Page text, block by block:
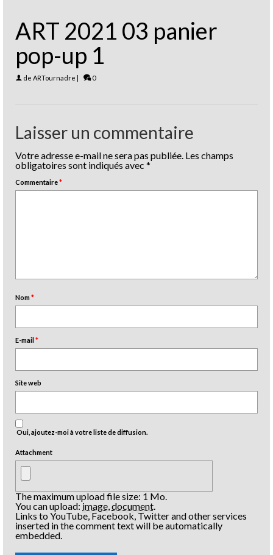
ART 2021 03 panier
pop-up 1
de ARTournadre | 0
Laisser un commentaire
Votre adresse e-mail ne sera pas publiée. Les champs
obligatoires sont indiqués avec *
Commentaire*
Nom*
E-mail*
Site web
Oui, ajoutez-moi à votre liste de diffusion.
Attachment
The maximum upload file size: 1 Mo.
You can upload:image document
Links to YouTube, Facebook, Twitter and other services
inserted in the comment text will be automatically
embedded.